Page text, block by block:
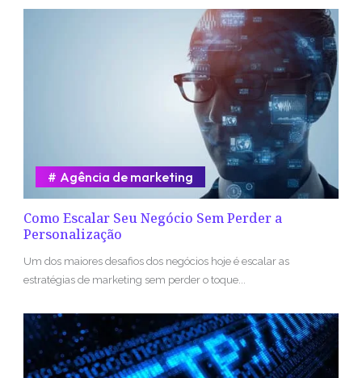
Como Escalar Seu Negócio Sem Perder a
Personalização
Agência de marketing
Um dos maiores desafios dos negócios hoje é escalar as
estratégias de marketing sem perder o toque...